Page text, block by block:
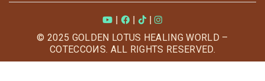
| |
|
© 2025 GOLDEN LOTUS HEALING WORLD –
COTECCOИS. ALL RIGHTS RESERVED.